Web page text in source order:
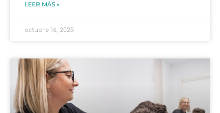
LEER MÁS »
octubre 16, 2025